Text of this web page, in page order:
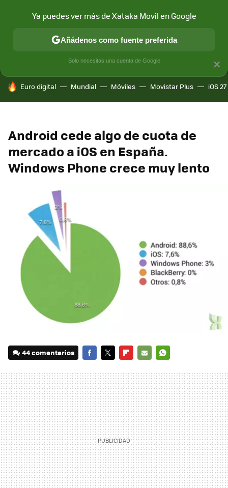
MÓVIL Y SOCIEDAD APLICACIONES
HOY SE HABLA DE
Euro digital Mundial Móviles Movistar Plus iOS 27
Android cede algo de cuota de
mercado a iOS en España.
Windows Phone crece muy lento
44 comentarios
MAIL
×
Ya puedes ver más de Xataka Movil en Google
Añádenos como fuente preferida
Solo necesitas una cuenta de Google